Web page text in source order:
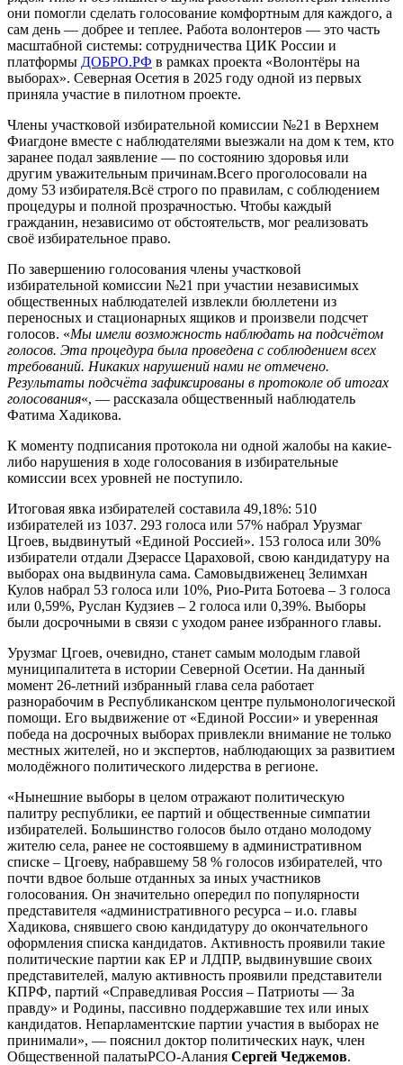
они помогли сделать голосование комфортным для каждого, а
сам день — добрее и теплее. Работа волонтеров — это часть
масштабной системы: сотрудничества ЦИК России и
платформы ДОБРО.РФ в рамках проекта «Волонтёры на
выборах». Северная Осетия в 2025 году одной из первых
приняла участие в пилотном проекте.
Члены участковой избирательной комиссии №21 в Верхнем
Фиагдоне вместе с наблюдателями выезжали на дом к тем, кто
заранее подал заявление — по состоянию здоровья или
другим уважительным причинам.Всего проголосовали на
дому 53 избирателя.Всё строго по правилам, с соблюдением
процедуры и полной прозрачностью. Чтобы каждый
гражданин, независимо от обстоятельств, мог реализовать
своё избирательное право.
По завершению голосования члены участковой
избирательной комиссии №21 при участии независимых
общественных наблюдателей извлекли бюллетени из
переносных и стационарных ящиков и произвели подсчет
голосов. «Мы имели возможность наблюдать на подсчётом
голосов. Эта процедура была проведена с соблюдением всех
требований. Никаких нарушений нами не отмечено.
Результаты подсчёта зафиксированы в протоколе об итогах
голосования«, — рассказала общественный наблюдатель
Фатима Хадикова.
К моменту подписания протокола ни одной жалобы на какие-
либо нарушения в ходе голосования в избирательные
комиссии всех уровней не поступило.
Итоговая явка избирателей составила 49,18%: 510
избирателей из 1037. 293 голоса или 57% набрал Урузмаг
Цгоев, выдвинутый «Единой Россией». 153 голоса или 30%
избиратели отдали Дзерассе Цараховой, свою кандидатуру на
выборах она выдвинула сама. Самовыдвиженец Зелимхан
Кулов набрал 53 голоса или 10%, Рио-Рита Ботоева – 3 голоса
или 0,59%, Руслан Кудзиев – 2 голоса или 0,39%. Выборы
были досрочными в связи с уходом ранее избранного главы.
Урузмаг Цгоев, очевидно, станет самым молодым главой
муниципалитета в истории Северной Осетии. На данный
момент 26-летний избранный глава села работает
разнорабочим в Республиканском центре пульмонологической
помощи. Его выдвижение от «Единой России» и уверенная
победа на досрочных выборах привлекли внимание не только
местных жителей, но и экспертов, наблюдающих за развитием
молодёжного политического лидерства в регионе.
«Нынешние выборы в целом отражают политическую
палитру республики, ее партий и общественные симпатии
избирателей. Большинство голосов было отдано молодому
жителю села, ранее не состоявшему в административном
списке – Цгоеву, набравшему 58 % голосов избирателей, что
почти вдвое больше отданных за иных участников
голосования. Он значительно опередил по популярности
представителя «административного ресурса – и.о. главы
Хадикова, снявшего свою кандидатуру до окончательного
оформления списка кандидатов. Активность проявили такие
политические партии как ЕР и ЛДПР, выдвинувшие своих
представителей, малую активность проявили представители
КПРФ, партий «Справедливая Россия – Патриоты — За
правду» и Родины, пассивно поддержавшие тех или иных
кандидатов. Непарламентские партии участия в выборах не
принимали», — пояснил доктор политических наук, член
Общественной палатыРСО-Алания Сергей Чеджемов.